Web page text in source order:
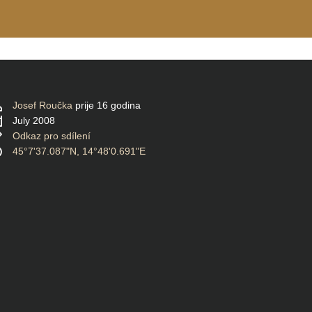
Josef Roučka prije 16 godina
July 2008
Odkaz pro sdílení
45°7'37.087"N, 14°48'0.691"E